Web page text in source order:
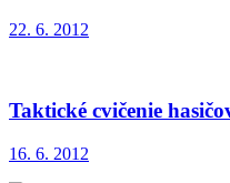
22. 6. 2012
Taktické cvičenie
16. 6. 2012